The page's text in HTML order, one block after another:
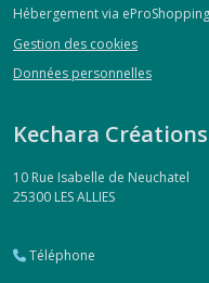
Hébergement via eProShopping
Gestion des cookies
Données personnelles
Kechara Créations
10 Rue Isabelle de Neuchatel
25300 LES ALLIES
Téléphone